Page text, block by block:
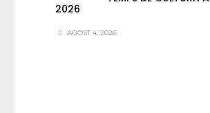
2026
AGOST 4, 2026